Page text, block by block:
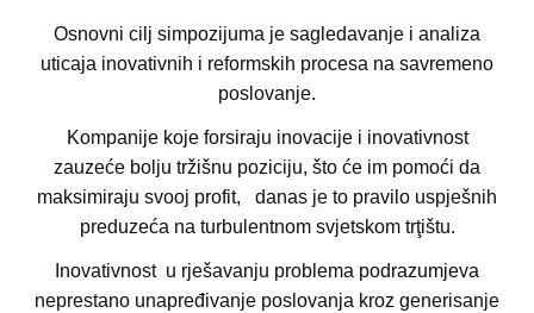
Osnovni cilj simpozijuma je sagledavanje i analiza
uticaja inovativnih i reformskih procesa na savremeno
poslovanje.
Kompanije koje forsiraju inovacije i inovativnost
zauzeće bolju tržišnu poziciju, što će im pomoći da
maksimiraju svooj profit, danas je to pravilo uspješnih
preduzeća na turbulentnom svjetskom trţištu.
Inovativnost u rješavanju problema podrazumjeva
neprestano unapređivanje poslovanja kroz generisanje